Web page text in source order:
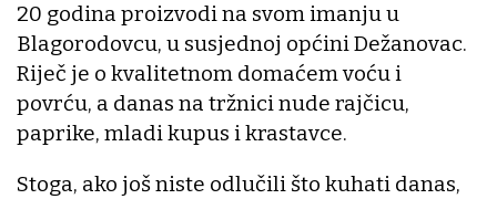
20 godina proizvodi na svom imanju u
Blagorodovcu, u susjednoj općini Dežanovac.
Riječ je o kvalitetnom domaćem voću i
povrću, a danas na tržnici nude rajčicu,
paprike, mladi kupus i krastavce.
Stoga, ako još niste odlučili što kuhati danas,